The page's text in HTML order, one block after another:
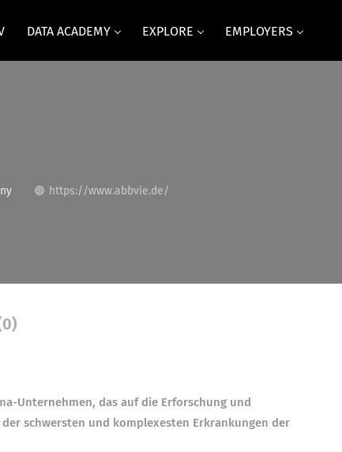
DATA ACADEMY EXPLORE EMPLOYERS
https://www.abbvie.de/
Unternehmen, das auf die Erforschung und
schwersten und komplexesten Erkrankungen der